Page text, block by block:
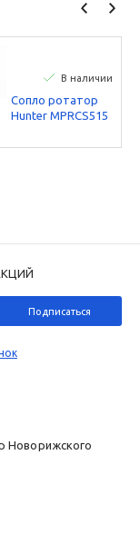
В наличии
Сопло ротатор
Hunter МРRCS515
Новорижского